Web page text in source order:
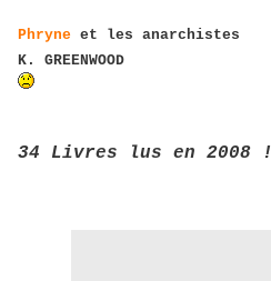
Phryne et les anarchistes
K. GREENWOOD
34 Livres lus en 2008 !